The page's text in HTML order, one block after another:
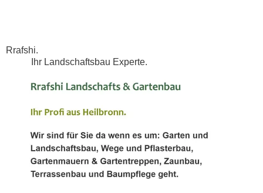
Rrafshi.
Ihr Landschaftsbau Experte.